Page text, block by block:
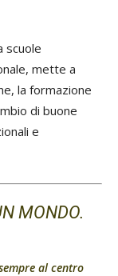
scuole
mette a
la formazione
di buone
e
MONDO.
al centro